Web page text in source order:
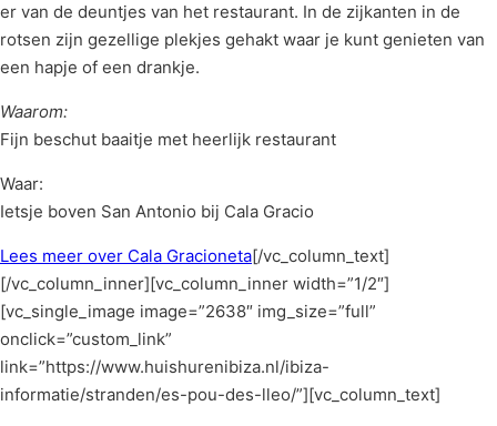
er van de deuntjes van het restaurant. In de zijkanten in de
rotsen zijn gezellige plekjes gehakt waar je kunt genieten van
een hapje of een drankje.
Waarom:
Fijn beschut baaitje met heerlijk restaurant
Waar:
Ietsje boven San Antonio bij Cala Gracio
Lees meer over Cala Gracioneta[/vc_column_text]
[/vc_column_inner][vc_column_inner width=”1/2″]
[vc_single_image image=”2638″ img_size=”full”
onclick=”custom_link”
link=”https://www.huishurenibiza.nl/ibiza-
informatie/stranden/es-pou-des-lleo/”][vc_column_text]